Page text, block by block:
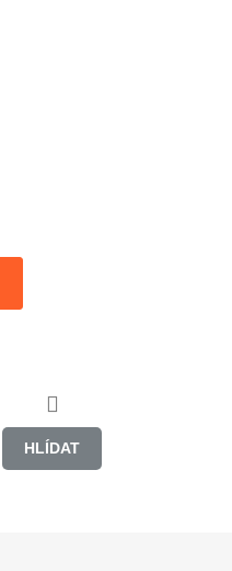
HLÍDAT